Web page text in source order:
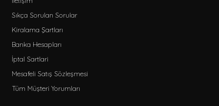
Sıkça Sorulan Sorular
Kiralama Şartları
Banka Hesapları
İptal Sartlari
Mesafeli Satış Sözleşmesi
Tüm Müşteri Yorumları